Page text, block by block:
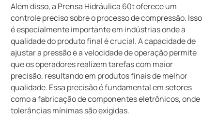
Além disso, a Prensa Hidráulica 60t oferece um
controle preciso sobre o processo de compressão. Isso
é especialmente importante em indústrias onde a
qualidade do produto final é crucial. A capacidade de
ajustar a pressão e a velocidade de operação permite
que os operadores realizem tarefas com maior
precisão, resultando em produtos finais de melhor
qualidade. Essa precisão é fundamental em setores
como a fabricação de componentes eletrônicos, onde
tolerâncias mínimas são exigidas.